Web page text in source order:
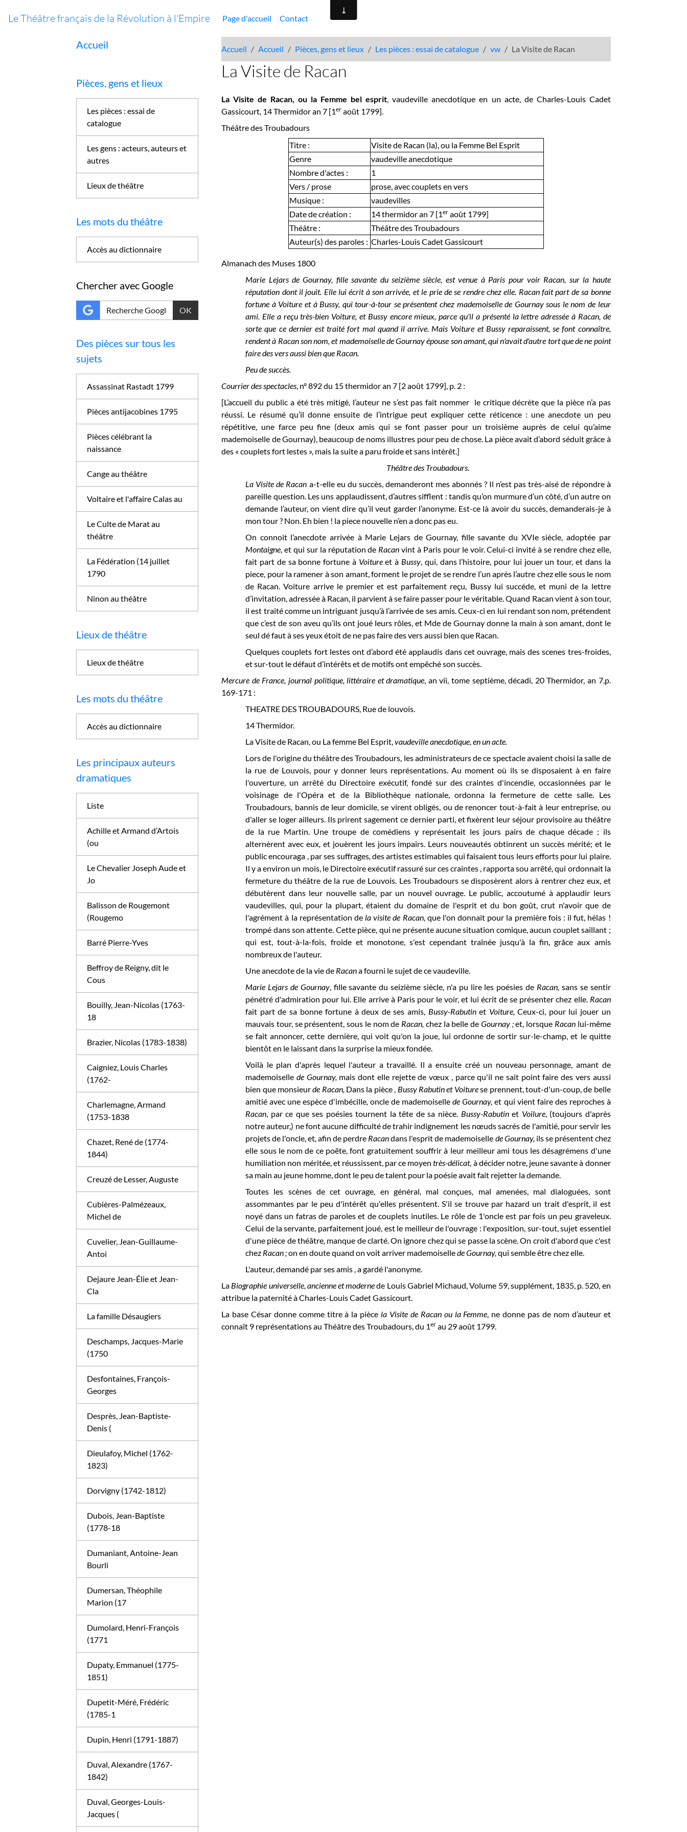
Le Théâtre français de la Révolution à l'Empire Page d'accueil Contact
Accueil Accueil Pièces, gens et lieux Les pièces : essai de catalogue vw La Visite de Racan
La Visite de Racan
La Visite de Racan, ou la Femme bel esprit, vaudeville anecdotique en un acte, de Charles-Louis Cadet
Gassicourt, 14 Thermidor an 7 [1er août 1799].
Théâtre des Troubadours
Titre :
Visite de Racan (la), ou la Femme Bel Esprit
Genre
vaudeville anecdotique
Nombre d'actes :
1
Vers / prose
prose, avec couplets en vers
Musique :
vaudevilles
Date de création :
14 thermidor an 7 [1eraoût 1799]
Théâtre :
Théâtre des Troubadours
Auteur(s) des paroles : Charles-Louis Cadet Gassicourt
Almanach des Muses 1800
Marie Lejars de Gournay, fille savante du seizième siècle, est venue à Paris pour voir Racan, sur la haute
réputation dont il jouit. Elle lui écrit à son arrivée, et le prie de se rendre chez elle. Racan fait part de sa bonne
fortune à Voiture et à Bussy, qui tour-à-tour se présentent chez mademoiselle de Gournay sous le nom de leur
ami. Elle a reçu très-bien Voiture, et Bussy encore mieux, parce qu'il a présenté la lettre adressée à Racan, de
sorte que ce dernier est traité fort mal quand il arrive. Mais Voiture et Bussy reparaissent, se font connaître,
rendent à Racan son nom, et mademoiselle de Gournay épouse son amant, qui n'avait d'autre tort que de ne point
faire des vers aussi bien que Racan.
Peu de succès.
Courrier des spectacles, n° 892 du 15 thermidor an 7 [2 août 1799], p. 2 :
[L’accueil du public a été très mitigé, l’auteur ne s’est pas fait nommer le critique décrète que la pièce n’a pas
réussi. Le résumé qu’il donne ensuite de l’intrigue peut expliquer cette réticence : une anecdote un peu
répétitive, une farce peu fine (deux amis qui se font passer pour un troisième auprès de celui qu’aime
mademoiselle de Gournay), beaucoup de noms illustres pour peu de chose. La pièce avait d’abord séduit grâce à
des « couplets fort lestes », mais la suite a paru froide et sans intérêt.]
Théâtre des Troubadours.
La Visite de Racan a-t-elle eu du succès, demanderont mes abonnés ? Il n’est pas très-aisé de répondre à
pareille question. Les uns applaudissent, d’autres sifflent : tandis qu’on murmure d’un côté, d’un autre on
demande l’auteur, on vient dire qu’il veut garder l’anonyme. Est-ce là avoir du succès, demanderais-je à
mon tour ? Non. Eh bien ! la piece nouvelle n’en a donc pas eu.
On connoit l’anecdote arrivée à Marie Lejars de Gournay, fille savante du XVIe siècle, adoptée par
Montaigne, et qui sur la réputation de Racan vint à Paris pour le voir. Celui-ci invité à se rendre chez elle,
fait part de sa bonne fortune à Voitureet à Bussy, qui, dans l’histoire, pour lui jouer un tour, et dans la
piece, pour la ramener à son amant, forment le projet de se rendre l’un après l’autre chez elle sous le nom
de Racan. Voiture arrive le premier et est parfaitement reçu, Bussy lui succéde, et muni de la lettre
d’invitation, adressée à Racan, il parvient à se faire passer pour le véritable. Quand Racan vient à son tour,
il est traité comme un intriguant jusqu’à l’arrivée de ses amis. Ceux-ci en lui rendant son nom, prétendent
que c’est de son aveu qu’ils ont joué leurs rôles, et Mde de Gournay donne la main à son amant, dont le
seul dé faut à ses yeux étoit de ne pas faire des vers aussi bien que Racan.
Quelques couplets fort lestes ont d’abord été applaudis dans cet ouvrage, mais des scenes tres-froides,
et sur-tout le défaut d’intérêts et de motifs ont empêché son succès.
Mercure de France, journal politique, littéraire et dramatique, an vii, tome septième, décadi, 20 Thermidor, an 7,p.
169-171 :
THEATRE DES TROUBADOURS, Rue de louvois.
14 Thermidor.
La Visite de Racan, ou La femme Bel Esprit,vaudeville anecdotique,en un acte.
Lorsde l'origine du théâtre des Troubadours, les administrateurs de ce spectacle avaient choisi la salle de
la rue de Louvois, pour y donner leurs représentations. Au moment où ils se disposaient à en faire
l'ouverture, un arrêté du Directoire exécutif, fondé sur des craintes d'incendie, occasionnées par le
voisinage de l'Opéra et de la Bibliothèque nationale, ordonna la fermeture de cette salle. Les
Troubadours, bannis de leur domicile, se virent obligés, ou de renoncer tout-à-fait à leur entreprise, ou
d'aller se loger ailleurs. Ils prirent sagement ce dernier parti, et fixèrent leur séjour provisoire au théâtre
de la rue Martin. Une troupe de comédiens y représentait les jours pairs de chaque décade ; ils
alternèrent avec eux, et jouèrent les jours impairs. Leurs nouveautés obtinrent un succès mérité; et le
public encouraga , par ses suffrages,des artistes estimables qui faisaient tous leurs efforts pour lui plaire.
Il y a environ un mois, le Directoire exécutif rassuré sur ces craintes , rapporta sou arrêté, qui ordonnait la
fermeture du théâtre de la rue de Louvois. Les Troubadours se disposèrent alors à rentrer chez eux, et
débutèrent dans leur nouvelle salle, par un nouvel ouvrage. Le public, accoutumé à applaudir leurs
vaudevilles, qui, pour la plupart, étaient du domaine de l'esprit et du bon goût, crut n'avoir que de
l'agrément à la représentation dela visite de Racan, que l'on donnait pour la première fois : il fut, hélas !
trompé dans son attente. Cette pièce, qui ne présente aucune situation comique, aucun couplet saillant ;
qui est, tout-à-la-fois, froide et monotone, s'est cependant traînée jusqu'à la fin, grâce aux amis
nombreux de l'auteur.
Une anecdote de la vie de Racana fourni le sujet de ce vaudeville.
Marie Lejars de Gournay, fille savante du seizième siècle, n'a pu lire les poésies de Racan, sans se sentir
pénétré d'admiration pour lui. Elle arrive à Paris pour le voir, et lui écrit de se présenter chez elle. Racan
fait part de sa bonne fortune à deux de ses amis, Bussy-Rabutinet Voiture,Ceux-ci, pour lui jouer un
mauvais tour, se présentent, sous le nom de Racan, chez la belle de Gournay ;et, lorsque Racan lui-même
se fait annoncer, cette dernière, qui voit qu'on la joue, lui ordonne de sortir sur-le-champ, et le quitte
bientôt en le laissant dans la surprise la mieux fondée.
Voilà le plan d'après lequel l'auteur a travaillé. Il a ensuite créé un nouveau personnage, amant de
mademoiselle de Gournay, mais dont elle rejette de vœux , parce qu'il ne sait point faire des vers aussi
bien que monsieurde Racan, Dans la pièce , Bussy Rabutin et Voiturese prennent, tout-d'un-coup, de belle
amitié avec une espèce d'imbécille,oncle de mademoisellede Gournay,et qui vient faire des reproches à
Racan, par ce que ses poésies tournent la tête de sa nièce. Bussy-Rabutinet Voilure, (toujours d'après
notre auteur,) ne font aucune difficulté de trahir indignement les nœuds sacrés de l'amitié, pour servir les
projets de l'oncle, et,afin de perdre Racandans l'esprit de mademoiselle de Gournay, ils se présentent chez
elle sous le nom de ce poëte, font gratuitement souffrir à leur meilleur ami tous les désagrémens d'une
humiliation non méritée, et réussissent, par ce moyentrès-délicat, à décider notre, jeune savante à donner
sa main au jeune homme, dont le peu de talent pour la poésie avait fait rejetter la demande.
Toutes les scènes de cet ouvrage, en général, mal conçues, mal amenées, mal dialoguées, sont
assommantes par le peu d'intérêt qu'elles présentent. S'il se trouve par hazard un trait d'esprit, il est
noyé dans un fatras de paroles et de couplets inutiles. Le rôle de 1'oncle est par fois un peu graveleux.
Celui de la servante, parfaitement joué, est le meilleur de l'ouvrage : l'exposition, sur-tout, sujet essentiel
d'une pièce de théâtre, manque de clarté. On ignore chez qui se passe la scène. On croit d'abord que c'est
chez Racan ;on en doute quand on voit arriver mademoiselledeGournay,qui semble être chez elle.
L'auteur, demandé par ses amis , a gardé l'anonyme.
La Biographie universelle, ancienne et modernede Louis Gabriel Michaud, Volume 59, supplément, 1835, p. 520, en
attribue la paternité à Charles-Louis Cadet Gassicourt.
La base César donne comme titre à la piècela Visite de Racan ou la Femme, ne donne pas de nom d’auteur et
connaît 9 représentations au Théâtre des Troubadours, du 1er au 29 août 1799.
Accueil
Pièces, gens et lieux
Les pièces : essai de
catalogue
Les gens : acteurs, auteurs et
autres
Lieux de théâtre
Les mots du théâtre
Accès au dictionnaire
Chercher avec Google
OK
Des pièces sur tous les
sujets
Assassinat Rastadt 1799
Pièces antijacobines 1795
Pièces célébrant la
naissance
Cange au théâtre
Voltaire et l'affaire Calas au
Le Culte de Marat au
théâtre
La Fédération (14 juillet
1790
Ninon au théâtre
Lieux de théâtre
Lieux de théâtre
Les mots du théâtre
Accès au dictionnaire
Les principaux auteurs
dramatiques
Liste
Achille et Armand d’Artois
(ou
Le Chevalier Joseph Aude et
Jo
Balisson de Rougemont
(Rougemo
Barré Pierre-Yves
Beffroy de Reigny, dit le
Cous
Bouilly, Jean-Nicolas (1763-
18
Brazier, Nicolas (1783-1838)
Caigniez, Louis Charles
(1762-
Charlemagne, Armand
(1753-1838
Chazet, René de (1774-
1844)
Creuzé de Lesser, Auguste
Cubières-Palmézeaux,
Michel de
Cuvelier, Jean-Guillaume-
Antoi
Dejaure Jean-Élie et Jean-
Cla
La famille Désaugiers
Deschamps, Jacques-Marie
(1750
Desfontaines, François-
Georges
Desprès, Jean-Baptiste-
Denis (
Dieulafoy, Michel (1762-
1823)
Dorvigny (1742-1812)
Dubois, Jean-Baptiste
(1778-18
Dumaniant, Antoine-Jean
Bourli
Dumersan, Théophile
Marion (17
Dumolard, Henri-François
(1771
Dupaty, Emmanuel (1775-
1851)
Dupetit-Méré, Frédéric
(1785-1
Dupin, Henri (1791-1887)
Duval, Alexandre (1767-
1842)
Duval, Georges-Louis-
Jacques (